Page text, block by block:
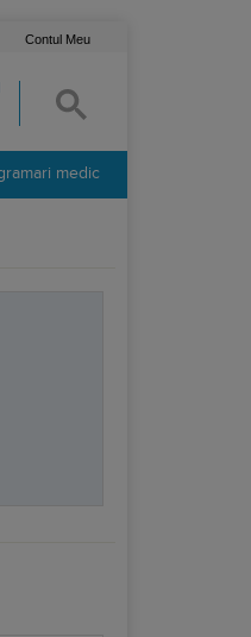
Contul Meu
medic